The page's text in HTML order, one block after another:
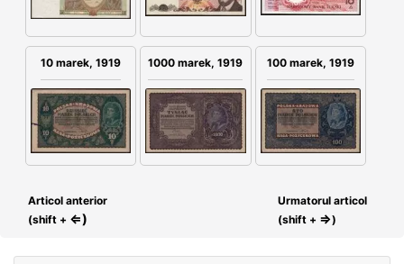
10 marek, 1919 1000 marek, 1919 100 marek, 1919
Articol anterior
(shift + ⇐)
Urmatorul articol
(shift + ⇒)